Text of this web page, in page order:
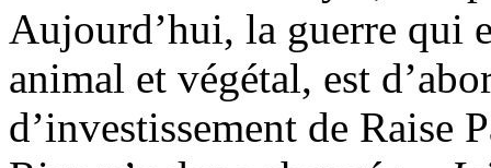
Aujourd’hui, la guerre qui
animal et végétal, est
d’investissement de Raise